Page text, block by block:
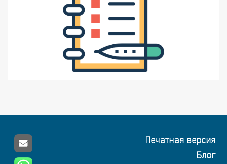
Печатная версия
Блог